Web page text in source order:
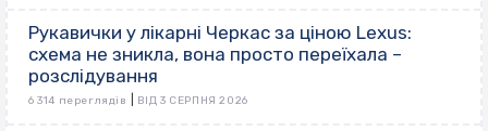
Рукавички у лікарні Черкас за ціною Lexus:
схема не зникла, вона просто переїхала –
розслідування
6 314 переглядів ВІД 3 СЕРПНЯ 2026